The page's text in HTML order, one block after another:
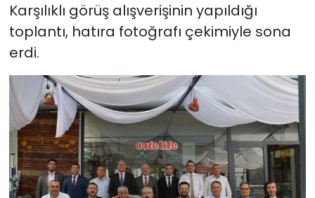
Karşılıklı görüş alışverişinin yapıldığı
toplantı, hatıra fotoğrafı çekimiyle sona
erdi.